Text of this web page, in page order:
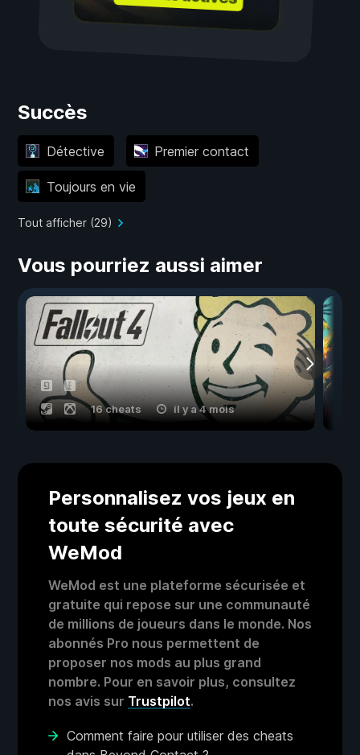
Succès
Détective Premier contact
Toujours en vie
Tout afficher (29)
Vous pourriez aussi aimer
16 cheats il y a 4 mois
Personnalisez vos jeux en
toute sécurité avec
WeMod
WeMod est une plateforme sécurisée et
gratuite qui repose sur une communauté
de millions de joueurs dans le monde. Nos
abonnés Pro nous permettent de
proposer nos mods au plus grand
nombre. Pour en savoir plus, consultez
nos avis sur Trustpilot.
Comment faire pour utiliser des cheats